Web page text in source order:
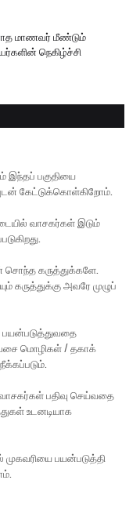
மாணவர் மீண்டும்
நெகிழ்ச்சி
இந்தப் பகுதியை
கேட்டுக்கொள்கிறோம்.
வாசகர்கள் இடும்
சொந்த கருத்துக்களே.
கருத்துக்கு அவரே முழுப்
பயன்படுத்துவதை
மொழிகள் / தகாக்
பதிவு செய்வதை
உடனடியாக
பயன்படுத்தி